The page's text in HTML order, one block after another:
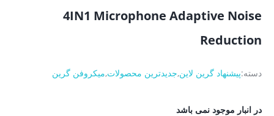
4IN1 Microphone Adaptive Noise
Reduction
دسته:پیشنهاد گرین لاین,جدیدترین محصولات,میکروفن گرین
در انبار موجود نمی باشد